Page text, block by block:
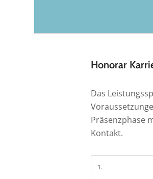
Honorar
Das
Präsenzphase
Kontakt.
1.